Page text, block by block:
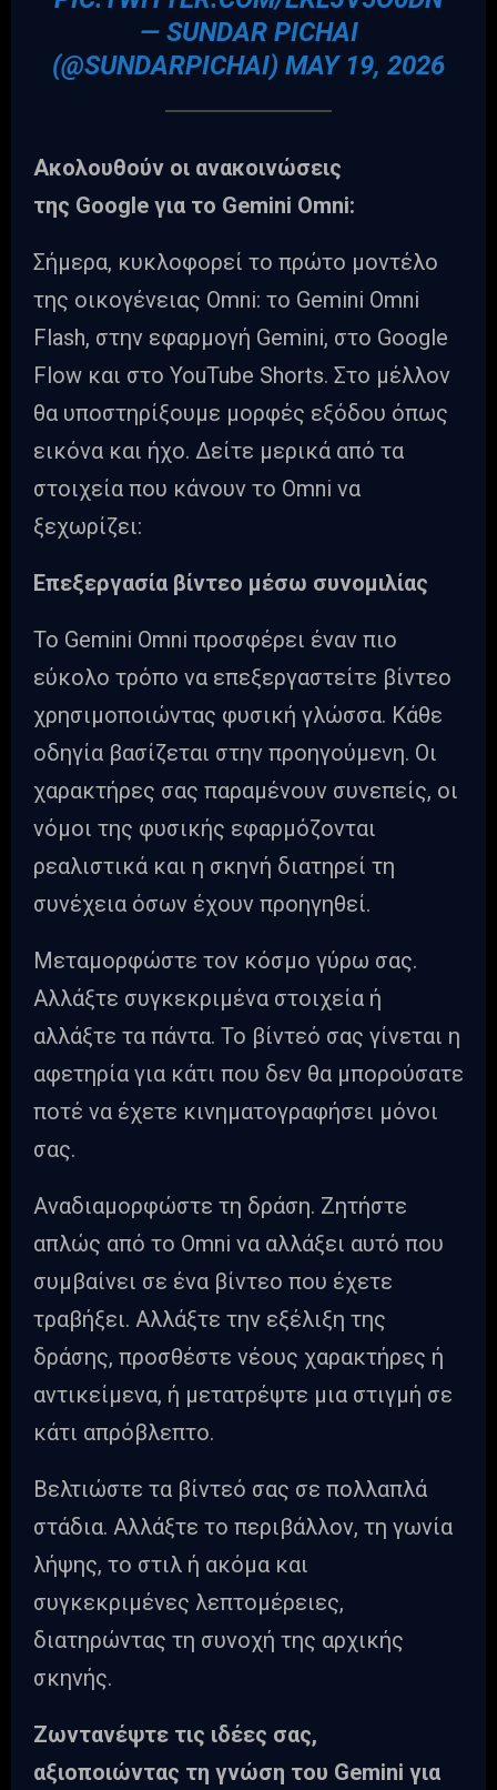
— SUNDAR PICHAI
(@SUNDARPICHAI) MAY 19, 2026
Ακολουθούν οι ανακοινώσεις
της Google για το Gemini Omni:
Σήμερα, κυκλοφορεί το πρώτο μοντέλο
της οικογένειας Omni: το Gemini Omni
Flash, στην εφαρμογή Gemini, στο Google
Flow και στο YouTube Shorts. Στο μέλλον
θα υποστηρίξουμε μορφές εξόδου όπως
εικόνα και ήχο. Δείτε μερικά από τα
στοιχεία που κάνουν το Omni να
ξεχωρίζει:
Επεξεργασία βίντεο μέσω συνομιλίας
Το Gemini Omni προσφέρει έναν πιο
εύκολο τρόπο να επεξεργαστείτε βίντεο
χρησιμοποιώντας φυσική γλώσσα. Κάθε
οδηγία βασίζεται στην προηγούμενη. Οι
χαρακτήρες σας παραμένουν συνεπείς, οι
νόμοι της φυσικής εφαρμόζονται
ρεαλιστικά και η σκηνή διατηρεί τη
συνέχεια όσων έχουν προηγηθεί.
Μεταμορφώστε τον κόσμο γύρω σας.
Αλλάξτε συγκεκριμένα στοιχεία ή
αλλάξτε τα πάντα. Το βίντεό σας γίνεται η
αφετηρία για κάτι που δεν θα μπορούσατε
ποτέ να έχετε κινηματογραφήσει μόνοι
σας.
Αναδιαμορφώστε τη δράση. Ζητήστε
απλώς από το Omni να αλλάξει αυτό που
συμβαίνει σε ένα βίντεο που έχετε
τραβήξει. Αλλάξτε την εξέλιξη της
δράσης, προσθέστε νέους χαρακτήρες ή
αντικείμενα, ή μετατρέψτε μια στιγμή σε
κάτι απρόβλεπτο.
Βελτιώστε τα βίντεό σας σε πολλαπλά
στάδια. Αλλάξτε το περιβάλλον, τη γωνία
λήψης, το στιλ ή ακόμα και
συγκεκριμένες λεπτομέρειες,
διατηρώντας τη συνοχή της αρχικής
σκηνής.
Ζωντανέψτε τις ιδέες σας,
αξιοποιώντας τη γνώση του Gemini για